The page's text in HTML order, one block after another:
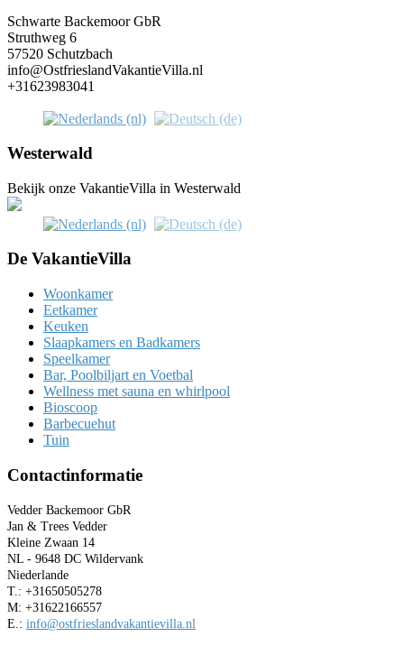
Schwarte Backemoor GbR
Struthweg 6
57520 Schutzbach
info@OstfrieslandVakantieVilla.nl
+31623983041
Westerwald
Bekijk onze VakantieVilla in Westerwald
De VakantieVilla
Woonkamer
Eetkamer
Keuken
Slaapkamers en Badkamers
Speelkamer
Bar, Poolbiljart en Voetbal
Wellness met sauna en whirlpool
Bioscoop
Barbecuehut
Tuin
Contactinformatie
Vedder Backemoor GbR
Jan & Trees Vedder
Kleine Zwaan 14
NL - 9648 DC Wildervank
Niederlande
T.: +31650505278
M: +31622166557
E.: info@ostfrieslandvakantievilla.nl